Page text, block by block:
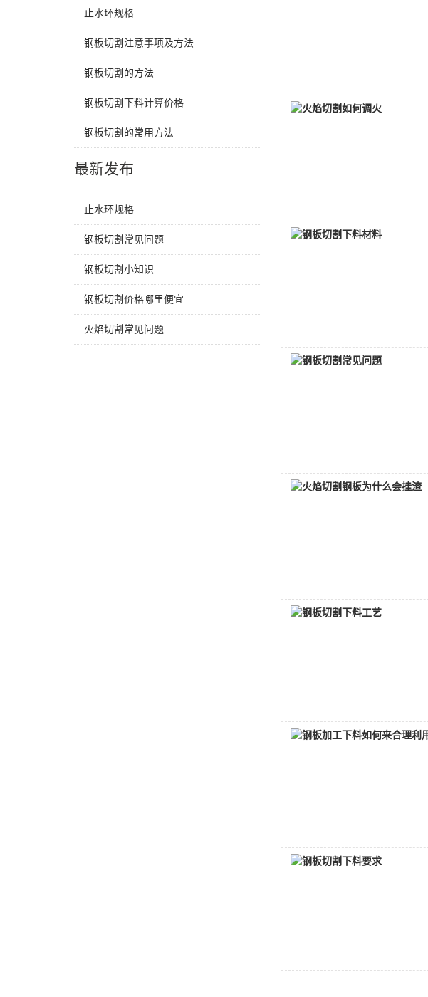
止水环规格
钢板切割注意事项及方法
钢板切割的方法
钢板切割下料计算价格
钢板切割的常用方法
最新发布
止水环规格
钢板切割常见问题
钢板切割小知识
钢板切割价格哪里便宜
火焰切割常见问题